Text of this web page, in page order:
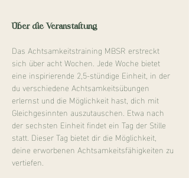
Über die Veranstaltung
Das Achtsamkeitstraining MBSR erstreckt
sich über acht Wochen. Jede Woche bietet
eine inspirierende 2,5-stündige Einheit, in der
du verschiedene Achtsamkeitsübungen
erlernst und die Möglichkeit hast, dich mit
Gleichgesinnten auszutauschen. Etwa nach
der sechsten Einheit findet ein Tag der Stille
statt. Dieser Tag bietet dir die Möglichkeit,
deine erworbenen Achtsamkeitsfähigkeiten zu
vertiefen.